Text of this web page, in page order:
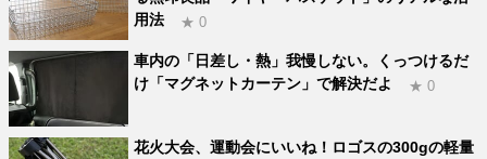
用法
★ 0
車内の「日差し・熱」我慢しない。くっつけるだ
け「マグネットカーテン」で解決だよ
★ 0
花火大会、運動会にいいね！ロゴスの300gの軽量